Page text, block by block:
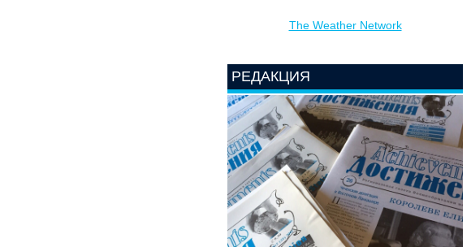
The Weather Network
РЕДАКЦИЯ